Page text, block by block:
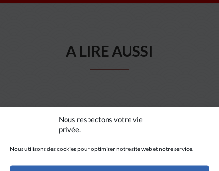
Nous respectons votre vie
privée.
Nous utilisons des cookies pour optimiser notre site web et notre service.
A LIRE AUSSI